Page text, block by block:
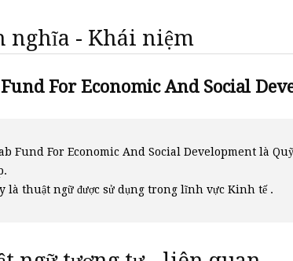
nghĩa - Khái niệm
For Economic And Social
Fund For Economic And Social Development là
là thuật ngữ được sử dụng trong lĩnh vực Kinh tế .